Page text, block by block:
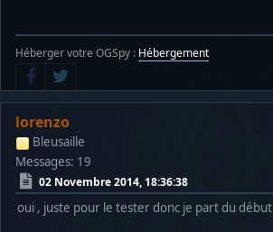
Héberger votre OGSpy : Hébergement
lorenzo
Bleusaille
Messages: 19
02 Novembre 2014, 18:36:38
oui , juste pour le tester donc je part du début